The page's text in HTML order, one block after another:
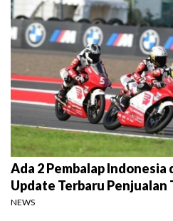
Ada 2 Pembalap Indonesia
Update Terbaru
NEWS